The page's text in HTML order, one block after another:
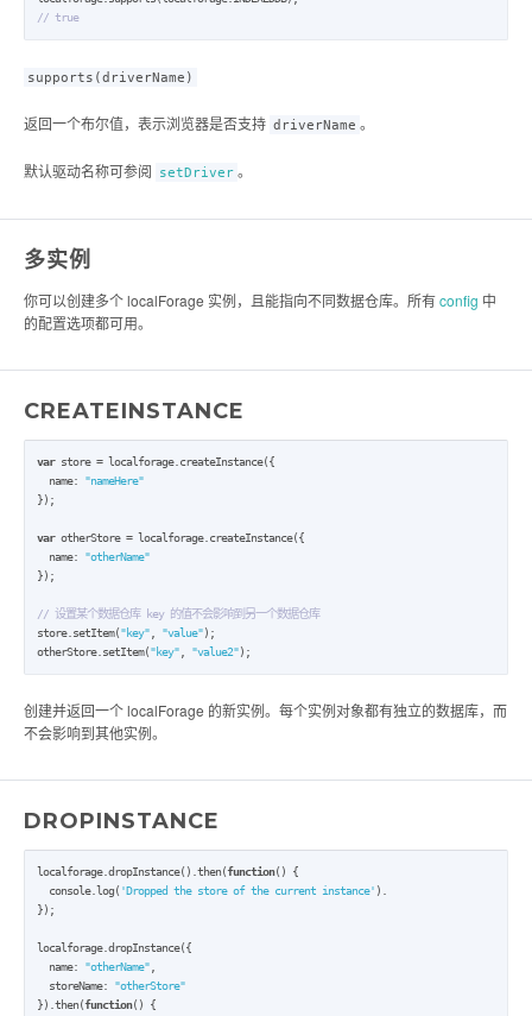
// true
supports(driverName)
返回一个布尔值，表示浏览器是否支持 driverName 。
默认驱动名称可参阅 setDriver 。
多实例
你可以创建多个 localForage 实例，且能指向不同数据仓库。所有config 中
的配置选项都可用。
CREATEINSTANCE
var store = localforage.createInstance({
  name:
"nameHere"
});
var otherStore = localforage.createInstance({
  name:
"otherName"
});
// 设置某个数据仓库 key 的值不会影响到另一个数据仓库
store.setItem("key" "value");
otherStore.setItem("key" "value2");
创建并返回一个 localForage 的新实例。每个实例对象都有独立的数据库，而
不会影响到其他实例。
DROPINSTANCE
localforage.dropInstance().then(function() {
  console.log(
'Dropped the store of the current instance' ).
});
localforage.dropInstance({
  name:
"otherName"
  storeName:
"otherStore"
}).then(function() {